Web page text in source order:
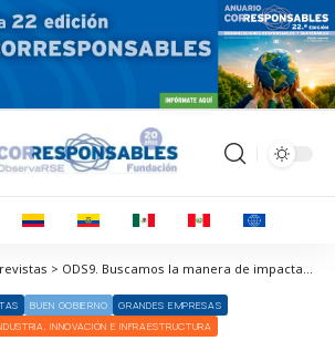
Corresponsables > Entrevistas > ODS9. Buscamos la manera de impactar positivamente y posicionar a la industria del vidrio en un sector clave en la transición ecológica
BUEN GOBIERNO
GRANDES EMPRESAS
INNOVACIÓN E INFRAESTRUCTURA